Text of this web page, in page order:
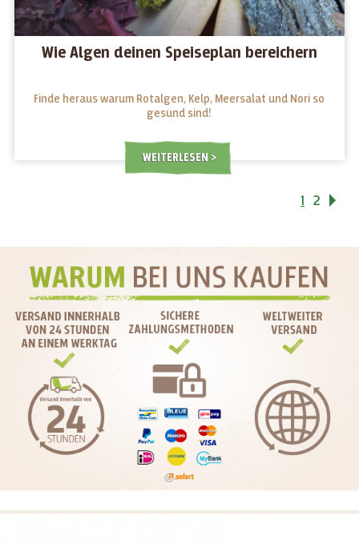
Wie Algen deinen Speiseplan bereichern
Finde heraus warum Rotalgen, Kelp, Meersalat und Nori so
gesund sind!
WEITERLESEN
1 2